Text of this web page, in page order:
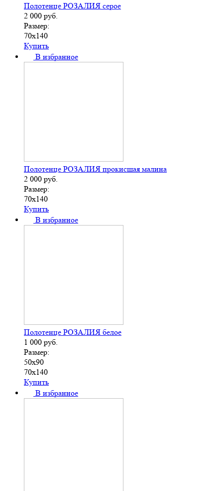
Полотенце РОЗАЛИЯ серое
2 000 руб.
Размер:
70х140
Купить
В избранное
Полотенце РОЗАЛИЯ прокисшая малина
2 000 руб.
Размер:
70х140
Купить
В избранное
Полотенце РОЗАЛИЯ белое
1 000 руб.
Размер:
50х90
70х140
Купить
В избранное